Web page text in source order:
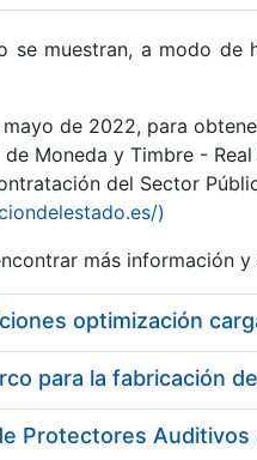
se muestran, a modo de
de 2022, para
Moneda y Timbre -
del Sector
)
más información
optimización
para la fabricación